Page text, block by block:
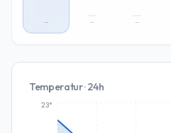
– – –
Temperatur · 24h
23°